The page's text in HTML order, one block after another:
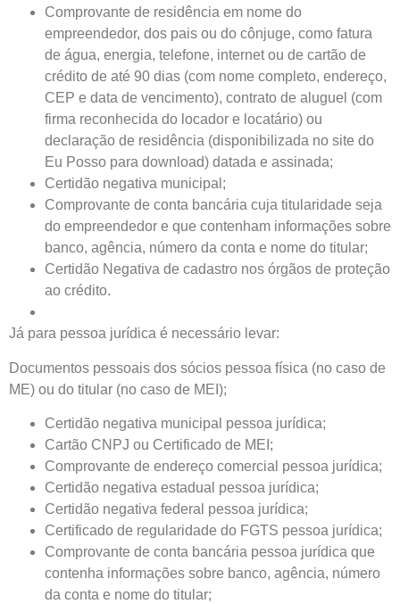
Comprovante de residência em nome do
empreendedor, dos pais ou do cônjuge, como fatura
de água, energia, telefone, internet ou de cartão de
crédito de até 90 dias (com nome completo, endereço,
CEP e data de vencimento), contrato de aluguel (com
firma reconhecida do locador e locatário) ou
declaração de residência (disponibilizada no site do
Eu Posso para download) datada e assinada;
Certidão negativa municipal;
Comprovante de conta bancária cuja titularidade seja
do empreendedor e que contenham informações sobre
banco, agência, número da conta e nome do titular;
Certidão Negativa de cadastro nos órgãos de proteção
ao crédito.
Já para pessoa jurídica é necessário levar:
Documentos pessoais dos sócios pessoa física (no caso de
ME) ou do titular (no caso de MEI);
Certidão negativa municipal pessoa jurídica;
Cartão CNPJ ou Certificado de MEI;
Comprovante de endereço comercial pessoa jurídica;
Certidão negativa estadual pessoa jurídica;
Certidão negativa federal pessoa jurídica;
Certificado de regularidade do FGTS pessoa jurídica;
Comprovante de conta bancária pessoa jurídica que
contenha informações sobre banco, agência, número
da conta e nome do titular;